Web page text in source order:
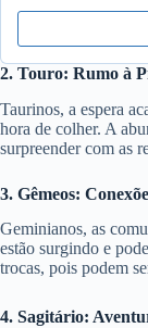
2. Touro: Rumo à
Taurinos, a espera
hora de colher. A
surpreender com as
3. Gêmeos:
Geminianos, as
estão surgindo e
trocas, pois podem
4. Sagitário: